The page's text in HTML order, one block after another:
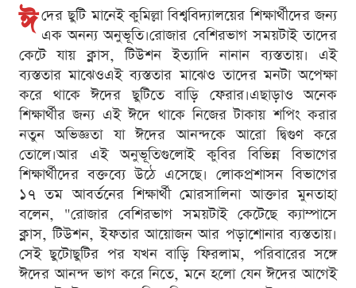
ঈ দের ছুটি মানেই কুমিল্লা বিশ্ববিদ্যালয়ের শিক্ষার্থীদের জন্য
এক অনন্য অনুভূতি।রোজার বেশিরভাগ সময়টাই তাদের
কেটে যায় ক্লাস, টিউশন ইত্যাদি নানান ব্যস্ততায়। এই
ব্যস্ততার মাঝেওএই ব্যস্ততার মাঝেও তাদের মনটা অপেক্ষা
করে থাকে ঈদের ছুটিতে বাড়ি ফেরার।এছাড়াও অনেক
শিক্ষার্থীর জন্য এই ঈদে থাকে নিজের টাকায় শপিং করার
নতুন অভিজ্ঞতা যা ঈদের আনন্দকে আরো দ্বিগুণ করে
তোলে।আর এই অনুভূতিগুলোই কুবির বিভিন্ন বিভাগের
শিক্ষার্থীদের বক্তব্যে উঠে এসেছে। লোকপ্রশাসন বিভাগের
১৭ তম আবর্তনের শিক্ষার্থী মোরসালিনা আক্তার মুনতাহা
বলেন, "রোজার বেশিরভাগ সময়টাই কেটেছে ক্যাম্পাসে
ক্লাস, টিউশন, ইফতার আয়োজন আর পড়াশোনার ব্যস্ততায়।
সেই ছুটোছুটির পর যখন বাড়ি ফিরলাম, পরিবারের সঙ্গে
ঈদের আনন্দ ভাগ করে নিতে, মনে হলো যেন ঈদের আগেই